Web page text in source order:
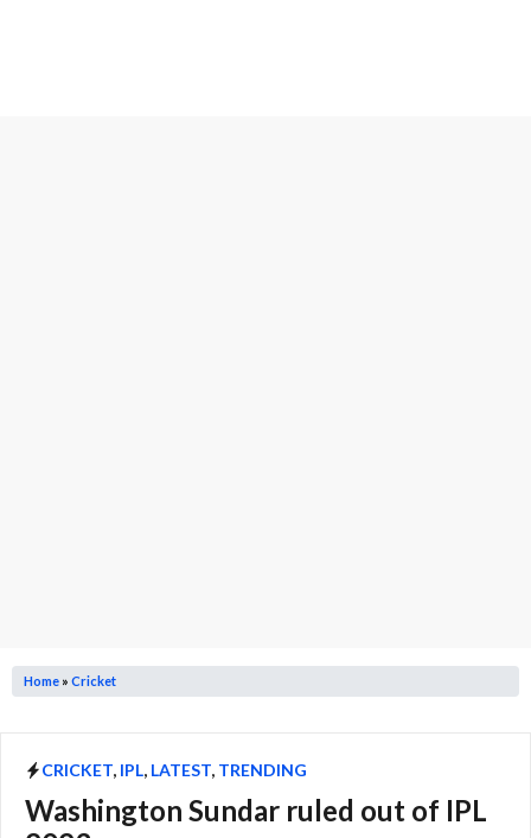
Home » Cricket
CRICKET, IPL, LATEST, TRENDING
Washington Sundar ruled out of IPL